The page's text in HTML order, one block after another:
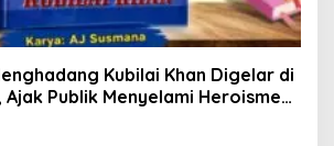
Kubilai Khan Digelar di
Publik Menyelami Heroisme